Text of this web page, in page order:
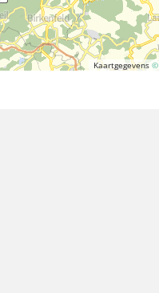
Kaartgegevens ©